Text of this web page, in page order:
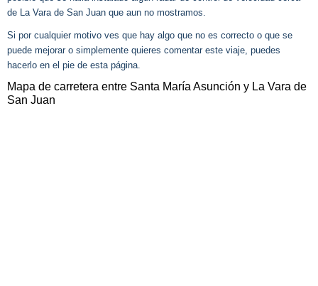
de La Vara de San Juan que aun no mostramos.
Si por cualquier motivo ves que hay algo que no es correcto o que se
puede mejorar o simplemente quieres comentar este viaje, puedes
hacerlo en el pie de esta página.
Mapa de carretera entre Santa María Asunción y La Vara de
San Juan